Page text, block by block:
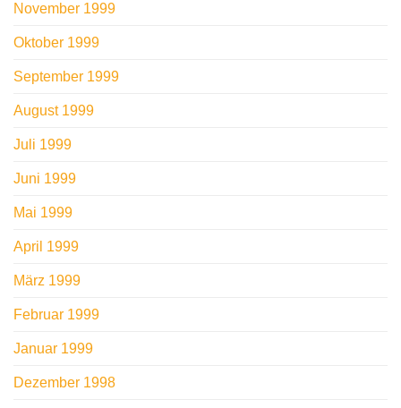
November 1999
Oktober 1999
September 1999
August 1999
Juli 1999
Juni 1999
Mai 1999
April 1999
März 1999
Februar 1999
Januar 1999
Dezember 1998